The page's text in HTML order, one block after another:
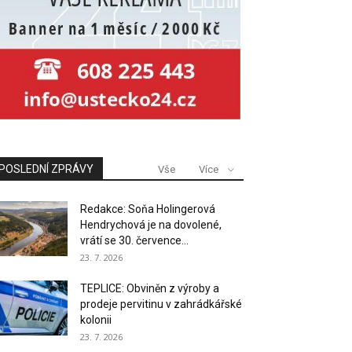
ZPRÁVY Vše Více
Redakce: Soňa Holingerová
Hendrychová je na dovolené,
vrátí se 30. července...
23. 7. 2026
TEPLICE: Obviněn z výroby a
prodeje pervitinu v zahrádkářské
kolonii
23. 7. 2026